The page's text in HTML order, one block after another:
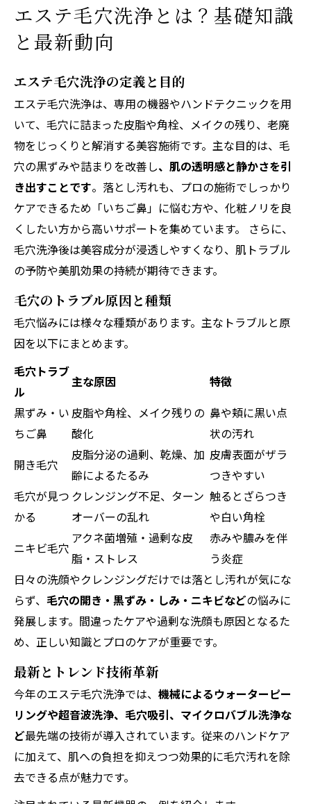
店舗概要
エステ毛穴洗浄とは？基礎知識
と最新動向
エステ毛穴洗浄の定義と目的
エステ毛穴洗浄は、専用の機器やハンドテクニックを用
いて、毛穴に詰まった皮脂や角栓、メイクの残り、老廃
物をじっくりと解消する美容施術です。主な目的は、毛
穴の黒ずみや詰まりを改善し、肌の透明感と静かさを引
き出すことです。落とし汚れも、プロの施術でしっかり
ケアできるため「いちご鼻」に悩む方や、化粧ノリを良
くしたい方から高いサポートを集めています。 さらに、
毛穴洗浄後は美容成分が浸透しやすくなり、肌トラブル
の予防や美肌効果の持続が期待できます。
毛穴のトラブル原因と種類
毛穴悩みには様々な種類があります。主なトラブルと原
因を以下にまとめます。
毛穴トラブ
ル
主な原因
特徴
黒ずみ・い
ちご鼻
皮脂や角栓、メイク残りの
酸化
鼻や頬に黒い点
状の汚れ
開き毛穴
皮脂分泌の過剰、乾燥、加
齢によるたるみ
皮膚表面がザラ
つきやすい
毛穴が見つ
かる
クレンジング不足、ターン
オーバーの乱れ
触るとざらつき
や白い角栓
ニキビ毛穴
アクネ菌増殖・過剰な皮
脂・ストレス
赤みや膿みを伴
う炎症
日々の洗顔やクレンジングだけでは落とし汚れが気にな
らず、 毛穴の開き・黒ずみ・しみ・ニキビなどの悩みに
発展します。間違ったケアや過剰な洗顔も原因となるた
め、正しい知識とプロのケアが重要です。
最新とトレンド技術革新
今年のエステ毛穴洗浄では、 機械によるウォーターピー
リングや超音波洗浄、毛穴吸引、マイクロバブル洗浄な
ど最先端の技術が導入されています。従来のハンドケア
に加えて、肌への負担を抑えつつ効果的に毛穴汚れを除
去できる点が魅力です。